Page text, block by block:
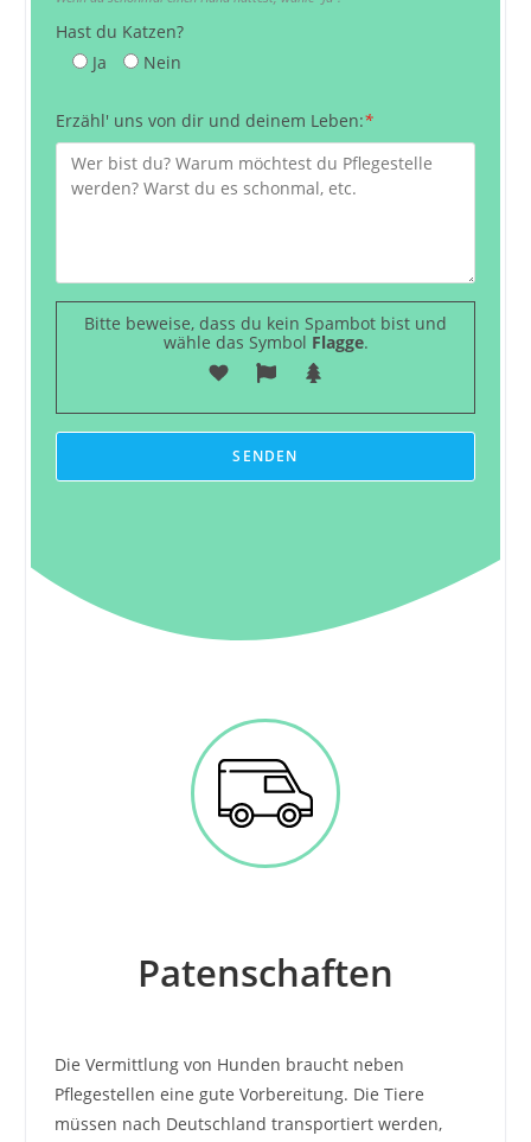
Hast du Katzen?
Ja
Nein
Erzähl' uns von dir und deinem Leben:*
Bitte beweise, dass du kein Spambot bist und
wähle das Symbol Flagge.
Patenschaften
Die Vermittlung von Hunden braucht neben
Pflegestellen eine gute Vorbereitung. Die Tiere
müssen nach Deutschland transportiert werden,